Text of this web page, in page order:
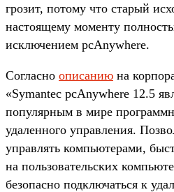
грозит, потому что старый
настоящему моменту
исключением pcAnywhere.
Согласно описанию на
«Symantec pcAnywhere 12.5
популярным в мире
удаленного управления.
управлять компьютерами,
на пользовательских
безопасно подключаться к